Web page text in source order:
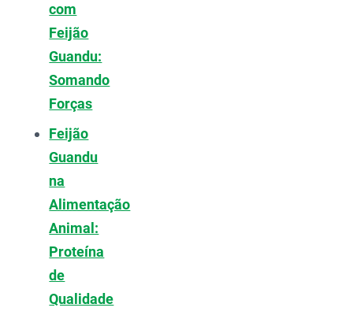
com
Feijão
Guandu:
Somando
Forças
Feijão
Guandu
na
Alimentação
Animal:
Proteína
de
Qualidade